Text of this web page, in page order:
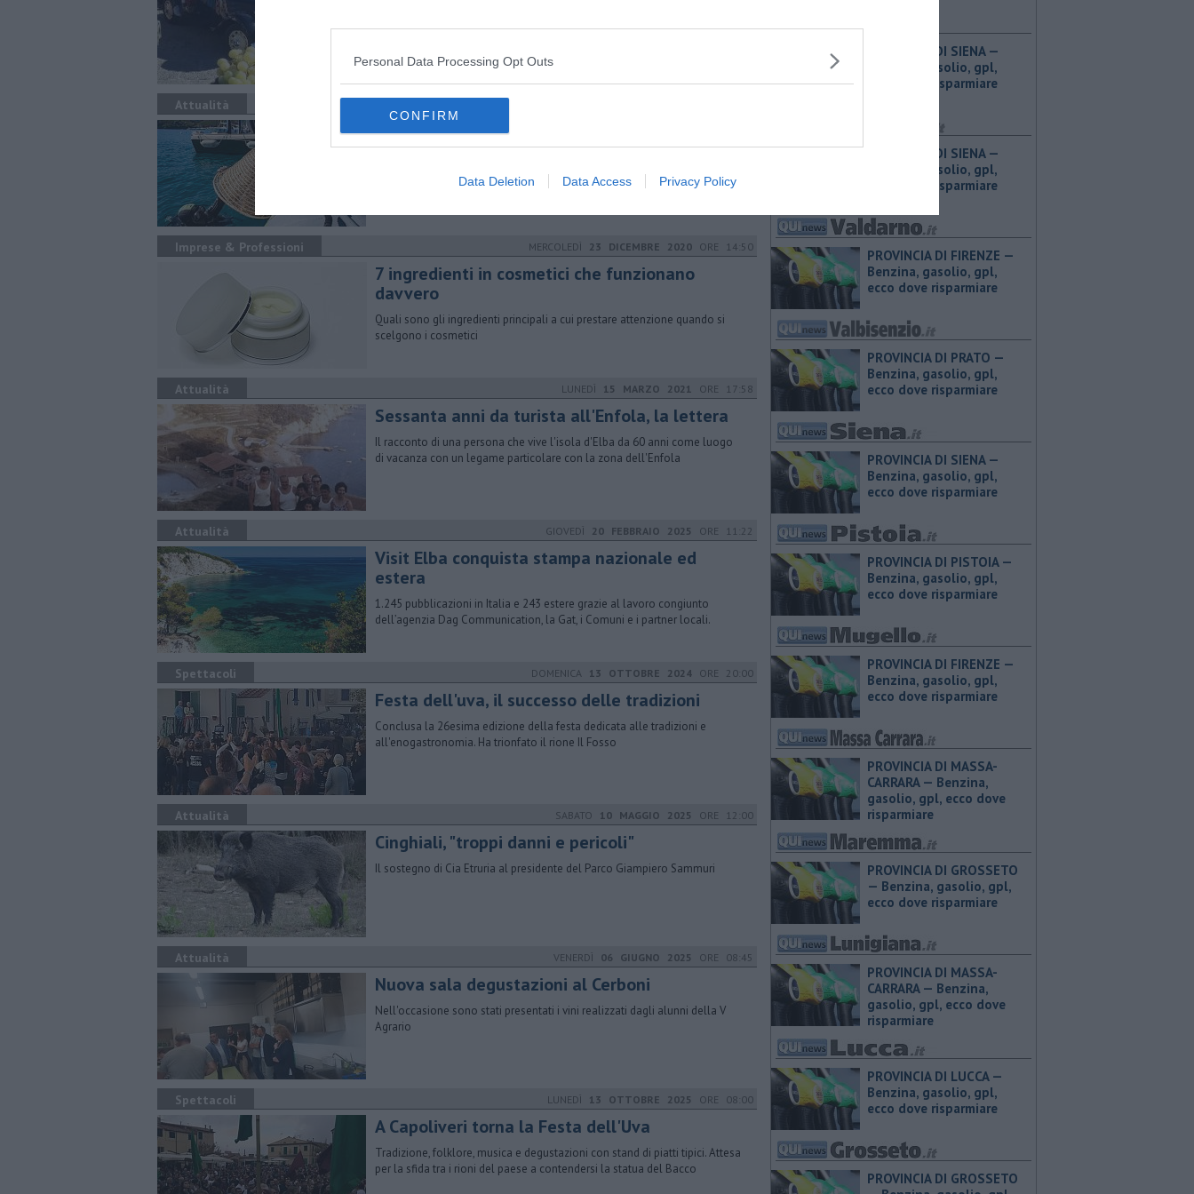
Personal Data Processing Opt Outs
CONFIRM
Data Deletion Data Access Privacy Policy
Attualità
Nesos, il vino dal mare presentato a Firenze
viaggio indietro nel tempo per scoprire i segreti di un vino mitologico
Imprese & Professioni MERCOLEDÌ 23 DICEMBRE 2020 ORE 14:50
​7 ingredienti in cosmetici che funzionano
davvero
Quali sono gli ingredienti principali a cui prestare attenzione quando si
scelgono i cosmetici
Attualità LUNEDÌ 15 MARZO 2021 ORE 17:58
Sessanta anni da turista all'Enfola, la lettera
Il racconto di una persona che vive l'isola d'Elba da 60 anni come luogo
di vacanza con un legame particolare con la zona dell'Enfola
Attualità GIOVEDÌ 20 FEBBRAIO 2025 ORE 11:22
Visit Elba conquista stampa nazionale ed
estera
1.245 pubblicazioni in Italia e 243 estere grazie al lavoro congiunto
dell’agenzia Dag Communication, la Gat, i Comuni e i partner locali.
Spettacoli DOMENICA 13 OTTOBRE 2024 ORE 20:00
Festa dell'uva, il successo delle tradizioni
Conclusa la 26esima edizione della festa dedicata alle tradizioni e
all'enogastronomia. Ha trionfato il rione Il Fosso
Attualità SABATO 10 MAGGIO 2025 ORE 12:00
Cinghiali, "troppi danni e pericoli"
Il sostegno di Cia Etruria al presidente del Parco Giampiero Sammuri
Attualità VENERDÌ 06 GIUGNO 2025 ORE 08:45
Nuova sala degustazioni al Cerboni
Nell'occasione sono stati presentati i vini realizzati dagli alunni della V
Agrario
Spettacoli LUNEDÌ 13 OTTOBRE 2025 ORE 08:00
A Capoliveri torna la Festa dell'Uva
Tradizione, folklore, musica e degustazioni con stand di piatti tipici. Attesa
per la sfida tra i rioni del paese a contendersi la statua del Bacco
PROVINCIA DI SIENA — ​
Benzina, gasolio, gpl,
ecco dove risparmiare
PROVINCIA DI SIENA — ​
Benzina, gasolio, gpl,
ecco dove risparmiare
PROVINCIA DI FIRENZE — ​
Benzina, gasolio, gpl,
ecco dove risparmiare
PROVINCIA DI PRATO — ​
Benzina, gasolio, gpl,
ecco dove risparmiare
PROVINCIA DI SIENA — ​
Benzina, gasolio, gpl,
ecco dove risparmiare
PROVINCIA DI PISTOIA — ​
Benzina, gasolio, gpl,
ecco dove risparmiare
PROVINCIA DI FIRENZE — ​
Benzina, gasolio, gpl,
ecco dove risparmiare
PROVINCIA DI MASSA-
CARRARA — ​Benzina,
gasolio, gpl, ecco dove
risparmiare
PROVINCIA DI GROSSETO
— ​Benzina, gasolio, gpl,
ecco dove risparmiare
PROVINCIA DI MASSA-
CARRARA — ​Benzina,
gasolio, gpl, ecco dove
risparmiare
PROVINCIA DI LUCCA — ​
Benzina, gasolio, gpl,
ecco dove risparmiare
PROVINCIA DI GROSSETO